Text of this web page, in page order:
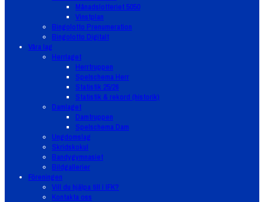
Månadslotteriet 5050
Vinstplan
Bingolotto Prenumeration
Bingolotto Digitalt
Våra lag
Herrlaget
Herrtruppen
Spelschema Herr
Statistik 25/26
Statistik & rekord (historik)
Damlaget
Damtruppen
Spelschema Dam
Ungdomslag
Skridskokul
Bandygymnasiet
Bildgallerier
Föreningen
Vill du hjälpa till i IFK?
Kontakta oss